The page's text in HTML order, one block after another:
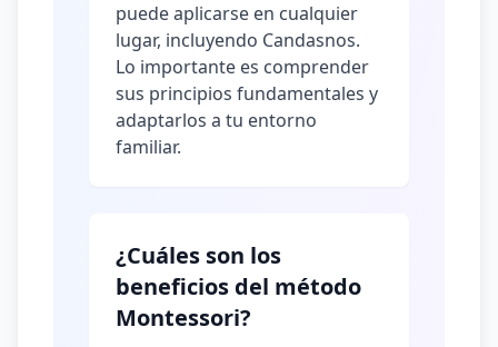
puede aplicarse en cualquier
lugar, incluyendo Candasnos.
Lo importante es comprender
sus principios fundamentales y
adaptarlos a tu entorno
familiar.
¿Cuáles son los
beneficios del método
Montessori?